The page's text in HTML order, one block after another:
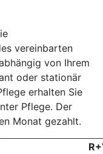
vereinbarten
von Ihrem
oder stationär
erhalten Sie
Pflege. Der
Monat gezahlt.